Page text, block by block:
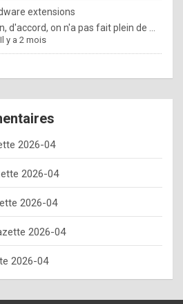
o
w
o
e
y
o
u
s
h
o
extensions
d'accord, on n'a pas fait plein de ...
Il y a 2 mois
2026-04
2026-04
2026-04
2026-04
2026-04